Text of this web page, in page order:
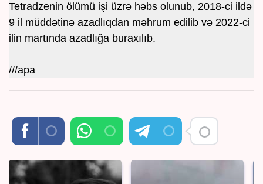
Tetradzenin ölümü işi üzrə həbs olunub, 2018-ci ildə
9 il müddətinə azadlıqdan məhrum edilib və 2022-ci
ilin martında azadlığa buraxılıb.
///apa